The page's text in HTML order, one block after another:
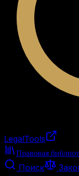
LegalTools
Загрузка аккаунта
Правовая
Поиск